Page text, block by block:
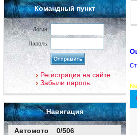
Командный пункт
Логин:
Пароль:
Регистрация на сайте
Забыли пароль
Навигация
Автомото 0/506